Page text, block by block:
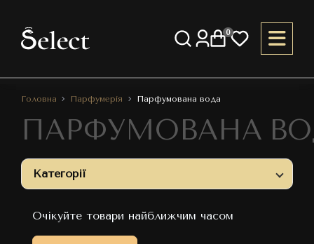
0
Головна Парфумерія Парфумована вода
ПАРФУМОВАНА
Категорії
Очікуйте товари найближчим часом